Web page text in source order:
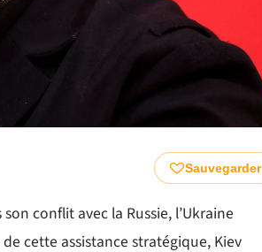
Sauvegarder
conflit avec la Russie, l’Ukraine
cette assistance stratégique, Kiev